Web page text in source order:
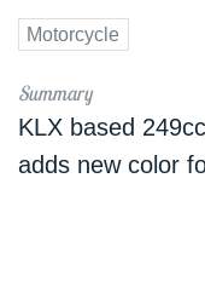
Motorcycle
KLX based
adds new color